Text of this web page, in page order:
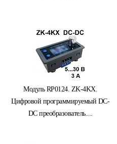
Модуль RP0124. ZK-4KX.
Цифровой программируемый DC-
DC преобразователь....